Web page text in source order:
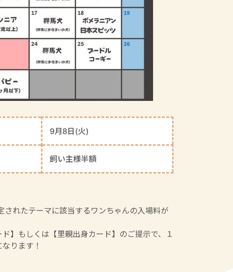
9月8日(火)
飼い主様半額
されたテーマに該当するワンちゃんの入場料が
】もしくは【里親出身カード】のご提示で、１
ります！